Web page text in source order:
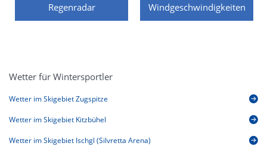
Regenradar Windgeschwindigkeiten
Wetter für Wintersportler
Wetter im Skigebiet Zugspitze
Wetter im Skigebiet Kitzbühel
Wetter im Skigebiet Ischgl (Silvretta Arena)